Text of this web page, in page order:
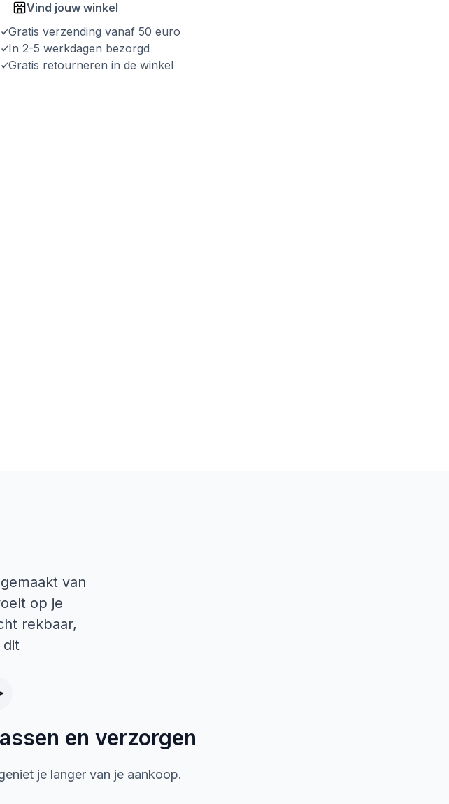
Vind jouw winkel
Gratis verzending vanaf 50 euro
In 2-5 werkdagen bezorgd
Gratis retourneren in de winkel
van
op je
rekbaar,
dit
en verzorgen
je langer van je aankoop.